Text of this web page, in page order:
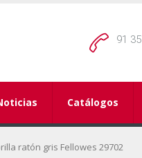
91
Catálogos
ratón gris Fellowes 29702